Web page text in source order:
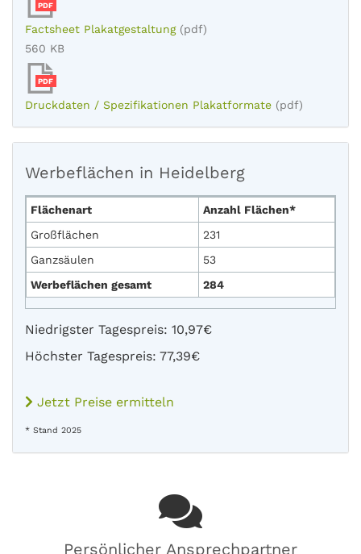
PDF
Factsheet Plakatgestaltung (pdf)
560 KB
PDF
Druckdaten / Spezifikationen Plakatformate (pdf)
Werbeflächen in Heidelberg
Flächenart
Anzahl Flächen*
Großflächen
231
Ganzsäulen
53
Werbeflächen gesamt
284
Niedrigster Tagespreis: 10,97€
Höchster Tagespreis: 77,39€
Jetzt Preise ermitteln
* Stand 2025
Persönlicher Ansprechpartner